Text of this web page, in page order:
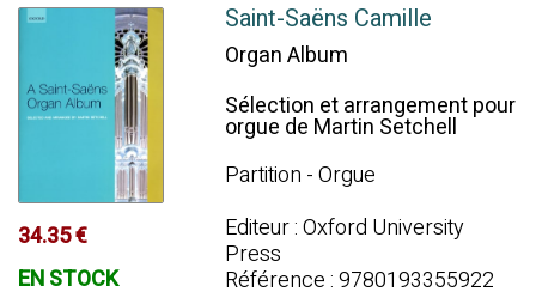
34.35 €
EN STOCK
Saint-Saëns Camille
Organ Album
Sélection et arrangement pour
orgue de Martin Setchell
Partition - Orgue
Editeur : Oxford University
Press
Référence : 9780193355922